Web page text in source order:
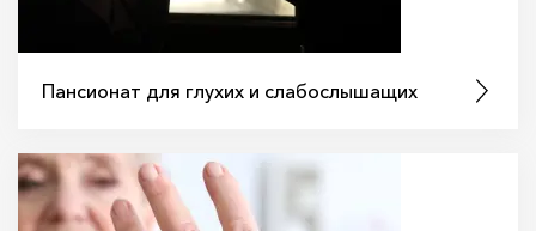
Пансионат для глухих и слабослышащих